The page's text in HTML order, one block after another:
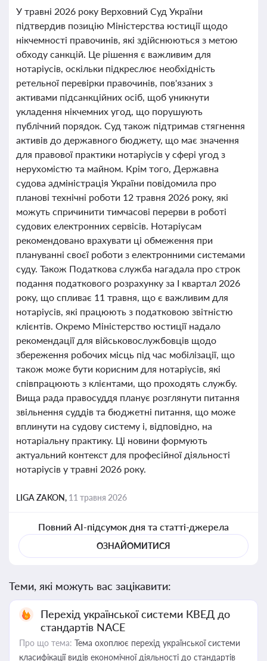
У травні 2026 року Верховний Суд України
підтвердив позицію Міністерства юстиції щодо
нікчемності правочинів, які здійснюються з метою
обходу санкцій. Це рішення є важливим для
нотаріусів, оскільки підкреслює необхідність
ретельної перевірки правочинів, пов'язаних з
активами підсанкційних осіб, щоб уникнути
укладення нікчемних угод, що порушують
публічний порядок. Суд також підтримав стягнення
активів до державного бюджету, що має значення
для правової практики нотаріусів у сфері угод з
нерухомістю та майном. Крім того, Державна
судова адміністрація України повідомила про
планові технічні роботи 12 травня 2026 року, які
можуть спричинити тимчасові перерви в роботі
судових електронних сервісів. Нотаріусам
рекомендовано врахувати ці обмеження при
плануванні своєї роботи з електронними системами
суду. Також Податкова служба нагадала про строк
подання податкового розрахунку за І квартал 2026
року, що спливає 11 травня, що є важливим для
нотаріусів, які працюють з податковою звітністю
клієнтів. Окремо Міністерство юстиції надало
рекомендації для військовослужбовців щодо
збереження робочих місць під час мобілізації, що
також може бути корисним для нотаріусів, які
співпрацюють з клієнтами, що проходять службу.
Вища рада правосуддя планує розглянути питання
звільнення суддів та бюджетні питання, що може
вплинути на судову систему і, відповідно, на
нотаріальну практику. Ці новини формують
актуальний контекст для професійної діяльності
нотаріусів у травні 2026 року.
LIGA ZAKON, 11 травня 2026
Повний AI-підсумок дня та статті-джерела
ОЗНАЙОМИТИСЯ
Теми, які можуть вас зацікавити:
Перехід української системи КВЕД до
стандартів NACE
Про що тема: Тема охоплює перехід української системи
класифікації видів економічної діяльності до стандартів